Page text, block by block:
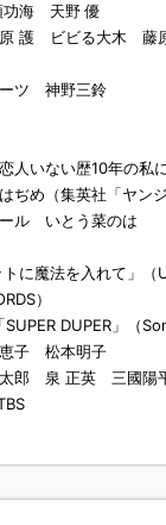
海 天野 優
護 ビビる大木 藤
ツ 神野三鈴
人いない歴10年の私
ぢめ（集英社「ヤン
ル いとう菜のは
に魔法を入れて」（
）
DUPER」（
恵子 松本明子
郎 泉 正英 三國陽